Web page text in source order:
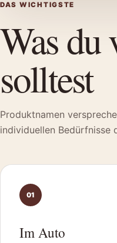
DAS WICHTIGSTE
Was du
solltest
Produktnamen
individuellen Bedürfnisse
01
Im Auto